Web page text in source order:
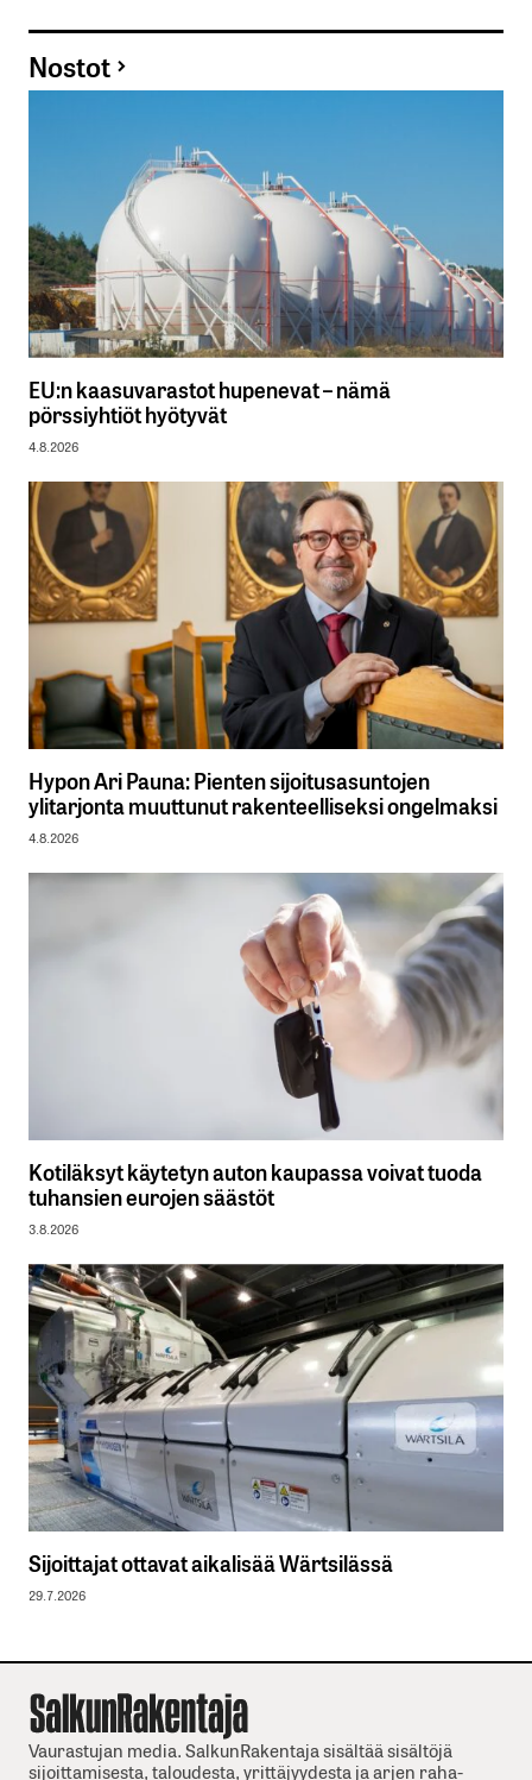
Nostot
EU:n kaasuvarastot hupenevat – nämä
pörssiyhtiöt hyötyvät
4.8.2026
Hypon Ari Pauna: Pienten sijoitusasuntojen
ylitarjonta muuttunut rakenteelliseksi ongelmaksi
4.8.2026
Kotiläksyt käytetyn auton kaupassa voivat tuoda
tuhansien eurojen säästöt
3.8.2026
Sijoittajat ottavat aikalisää Wärtsilässä
29.7.2026
Vaurastujan media. SalkunRakentaja sisältää sisältöjä
sijoittamisesta, taloudesta, yrittäjyydesta ja arjen raha-